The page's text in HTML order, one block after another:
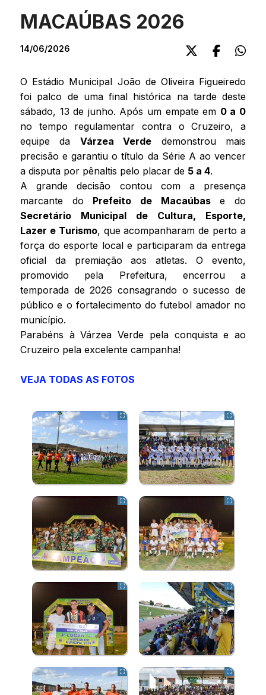
MACAÚBAS 2026
14/06/2026
O Estádio Municipal João de Oliveira Figueiredo
foi palco de uma final histórica na tarde deste
sábado, 13 de junho. Após um empate em 0 a 0
no tempo regulamentar contra o Cruzeiro, a
equipe da Várzea Verde demonstrou mais
precisão e garantiu o título da Série A ao vencer
a disputa por pênaltis pelo placar de 5 a 4.
A grande decisão contou com a presença
marcante do Prefeito de Macaúbase do
Secretário Municipal de Cultura, Esporte,
Lazer e Turismo, que acompanharam de perto a
força do esporte local e participaram da entrega
oficial da premiação aos atletas. O evento,
promovido pela Prefeitura, encerrou a
temporada de 2026 consagrando o sucesso de
público e o fortalecimento do futebol amador no
município.
Parabéns à Várzea Verde pela conquista e ao
Cruzeiro pela excelente campanha!
VEJA TODAS AS FOTOS